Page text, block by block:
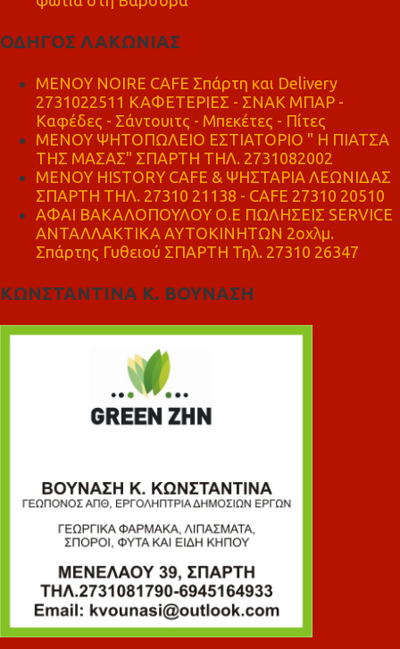
ΟΔΗΓΟΣ ΛΑΚΩΝΙΑΣ
MENOY NOIRE CAFE Σπάρτη και Delivery
2731022511 ΚΑΦΕΤΕΡΙΕΣ - ΣΝΑΚ ΜΠΑΡ -
Καφέδες - Σάντουιτς - Μπεκέτες - Πίτες
ΜΕΝΟΥ ΨΗΤΟΠΩΛΕΙΟ ΕΣΤΙΑΤΟΡΙΟ " Η ΠΙΑΤΣΑ
ΤΗΣ ΜΑΣΑΣ" ΣΠΑΡΤΗ ΤΗΛ. 2731082002
ΜΕΝΟΥ HISTORY CAFE & ΨΗΣΤΑΡΙΑ ΛΕΩΝΙΔΑΣ
ΣΠΑΡΤΗ ΤΗΛ. 27310 21138 - CAFE 27310 20510
ΑΦΑΙ ΒΑΚΑΛΟΠΟΥΛΟΥ Ο.Ε ΠΩΛΗΣΕΙΣ SERVICE
ΑΝΤΑΛΛΑΚΤΙΚΑ ΑΥΤΟΚΙΝΗΤΩΝ 2οχλμ.
Σπάρτης Γυθειού ΣΠΑΡΤΗ Τηλ. 27310 26347
ΚΩΝΣΤΑΝΤΙΝΑ Κ. ΒΟΥΝΑΣΗ